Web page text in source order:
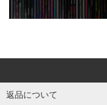
返品について